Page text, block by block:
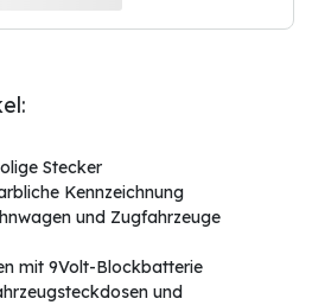
Stecker
Kennzeichnung
und Zugfahrzeuge
mit 9Volt-Blockbatterie
und